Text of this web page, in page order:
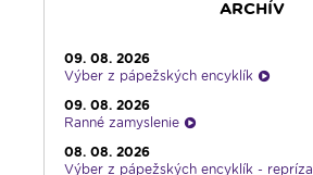
19:00
Slávnostný ruženec
19:30
Kresťanské noviny
19:45
Rádio Vatikán - SK
20:00
Vešpery zo Spišskej Kapituly
ARCHÍV
09. 08. 2026
Výber z pápežských encyklík
09. 08. 2026
Ranné zamyslenie
08. 08. 2026
Výber z pápežských encyklík - repríza